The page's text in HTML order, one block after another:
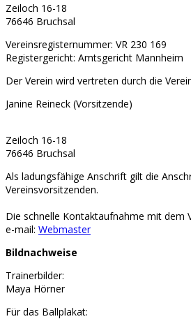
Zeiloch 16-18
76646 Bruchsal
Vereinsregisternummer: VR 230 169
Registergericht: Amtsgericht Mannheim
Der Verein wird vertreten durch die
Janine Reineck (Vorsitzende)
Zeiloch 16-18
76646 Bruchsal
Als ladungsfähige Anschrift gilt die
Vereinsvorsitzenden.
Die schnelle Kontaktaufnahme mit dem
e-mail: Webmaster
Bildnachweise
Trainerbilder:
Maya Hörner
Für das Ballplakat: